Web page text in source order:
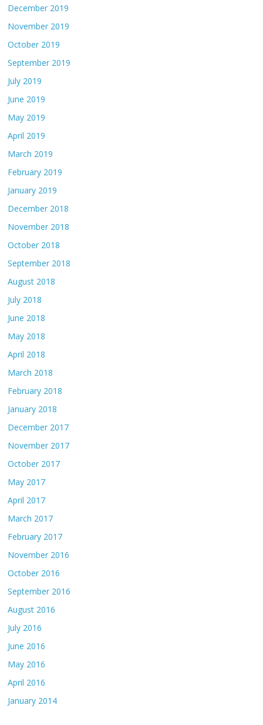
December 2019
November 2019
October 2019
September 2019
July 2019
June 2019
May 2019
April 2019
March 2019
February 2019
January 2019
December 2018
November 2018
October 2018
September 2018
August 2018
July 2018
June 2018
May 2018
April 2018
March 2018
February 2018
January 2018
December 2017
November 2017
October 2017
May 2017
April 2017
March 2017
February 2017
November 2016
October 2016
September 2016
August 2016
July 2016
June 2016
May 2016
April 2016
January 2014